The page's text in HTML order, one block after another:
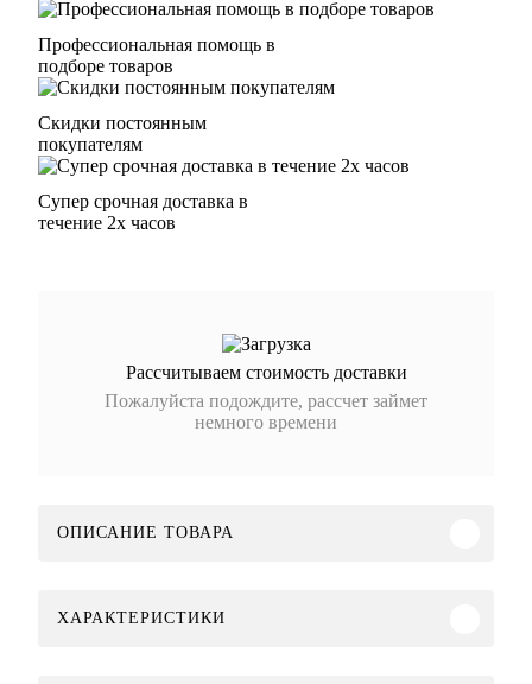
Профессиональная помощь в
подборе товаров
Скидки постоянным
покупателям
Супер срочная доставка в
течение 2х часов
Рассчитываем стоимость доставки
Пожалуйста подождите, рассчет займет
немного времени
ОПИСАНИЕ ТОВАРА
ХАРАКТЕРИСТИКИ